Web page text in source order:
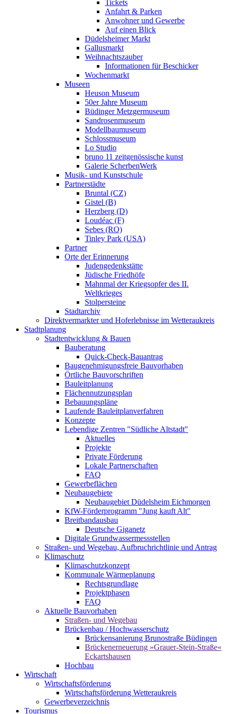
Tickets
Anfahrt & Parken
Anwohner und Gewerbe
Auf einen Blick
Düdelsheimer Markt
Gallusmarkt
Weihnachtszauber
Informationen für Beschicker
Wochenmarkt
Museen
Heuson Museum
50er Jahre Museum
Büdinger Metzgermuseum
Sandrosenmuseum
Modellbaumuseum
Schlossmuseum
Lo Studio
bruno 11 zeitgenössische kunst
Galerie ScherbenWerk
Musik- und Kunstschule
Partnerstädte
Bruntal (CZ)
Gistel (B)
Herzberg (D)
Loudéac (F)
Sebes (RO)
Tinley Park (USA)
Partner
Orte der Erinnerung
Judengedenkstätte
Jüdische Friedhöfe
Mahnmal der Kriegsopfer des II.
Weltkrieges
Stolpersteine
Stadtarchiv
Direktvermarkter und Hoferlebnisse im Wetteraukreis
Stadtplanung
Stadtentwicklung & Bauen
Bauberatung
Quick-Check-Bauantrag
Baugenehmigungsfreie Bauvorhaben
Örtliche Bauvorschriften
Bauleitplanung
Flächennutzungsplan
Bebauungspläne
Laufende Bauleitplanverfahren
Konzepte
Lebendige Zentren "Südliche Altstadt"
Aktuelles
Projekte
Private Förderung
Lokale Partnerschaften
FAQ
Gewerbeflächen
Neubaugebiete
Neubaugebiet Düdelsheim Eichmorgen
KfW-Förderprogramm "Jung kauft Alt"
Breitbandausbau
Deutsche Giganetz
Digitale Grundwassermessstellen
Straßen- und Wegebau, Aufbruchrichtlinie und Antrag
Klimaschutz
Klimaschutzkonzept
Kommunale Wärmeplanung
Rechtsgrundlage
Projektphasen
FAQ
Aktuelle Bauvorhaben
Straßen- und Wegebau
Brückenbau / Hochwasserschutz
Brückensanierung Brunostraße Büdingen
Brückenerneuerung »Grauer-Stein-Straße«
Eckartshausen
Hochbau
Wirtschaft
Wirtschaftsförderung
Wirtschaftsförderung Wetteraukreis
Gewerbeverzeichnis
Tourismus